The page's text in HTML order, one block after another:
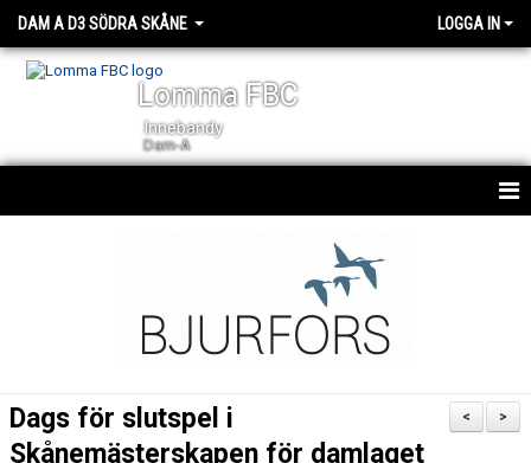
DAM A D3 SÖDRA SKÅNE LOGGA IN
Lomma FBC
Innebandy
Dam-A
DOKUMENT
>
<
Dags för slutspel i
Skånemästerskapen för damlaget